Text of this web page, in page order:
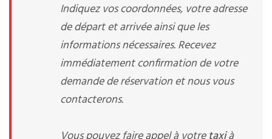
Indiquez vos coordonnées, votre adresse
de départ et arrivée ainsi que les
informations nécessaires. Recevez
immédiatement confirmation de votre
demande de réservation et nous vous
contacterons.